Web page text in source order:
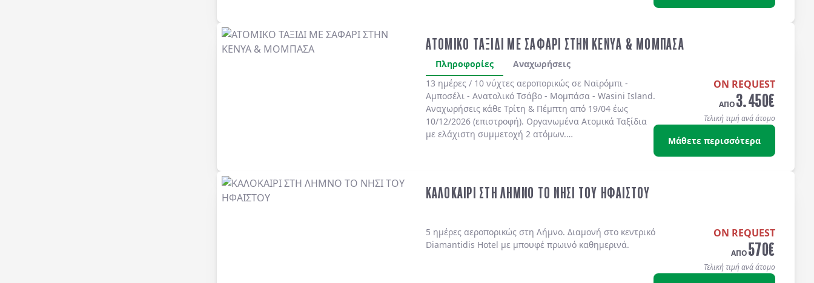
ΑΤΟΜΙΚΟ ΤΑΞΙΔΙ ΜΕ ΣΑΦΑΡΙ ΣΤΗΝ ΚΕΝΥΑ & ΜΟΜΠΑΣΑ
Πληροφορίες
Αναχωρήσεις
13 ημέρες / 10 νύχτες αεροπορικώς σε Ναϊρόμπι -
Αμποσέλι - Ανατολικό Τσάβο - Μομπάσα - Wasini Island.
Αναχωρήσεις κάθε Τρίτη & Πέμπτη από 19/04 έως
10/12/2026 (επιστροφή). Οργανωμένα Ατομικά Ταξίδια
με ελάχιστη συμμετοχή 2 ατόμων.
ON REQUEST
ΑΠΟ3.450€
Τελική τιμή ανά άτομο
Μάθετε περισσότερα
ΚΑΛΟΚΑΙΡΙ ΣΤΗ ΛΗΜΝΟ ΤΟ ΝΗΣΙ ΤΟΥ ΗΦΑΙΣΤΟΥ
5 ημέρες αεροπορικώς στη Λήμνο. Διαμονή στο κεντρικό
Diamantidis Hotel με μπουφέ πρωινό καθημερινά.
ON REQUEST
ΑΠΟ570€
Τελική τιμή ανά άτομο